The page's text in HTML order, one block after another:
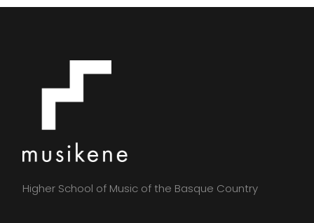
Higher School of Music of the Basque Country